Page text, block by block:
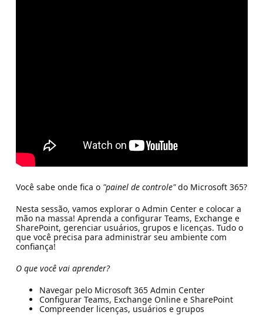
Você sabe onde fica o "painel de controle"do Microsoft 365?
Nesta sessão, vamos explorar o Admin Center e colocar a
mão na massa! Aprenda a configurar Teams, Exchange e
SharePoint, gerenciar usuários, grupos e licenças. Tudo o
que você precisa para administrar seu ambiente com
confiança!
O que você vai aprender?
Navegar pelo Microsoft 365 Admin Center
Configurar Teams, Exchange Online e SharePoint
Compreender licenças, usuários e grupos